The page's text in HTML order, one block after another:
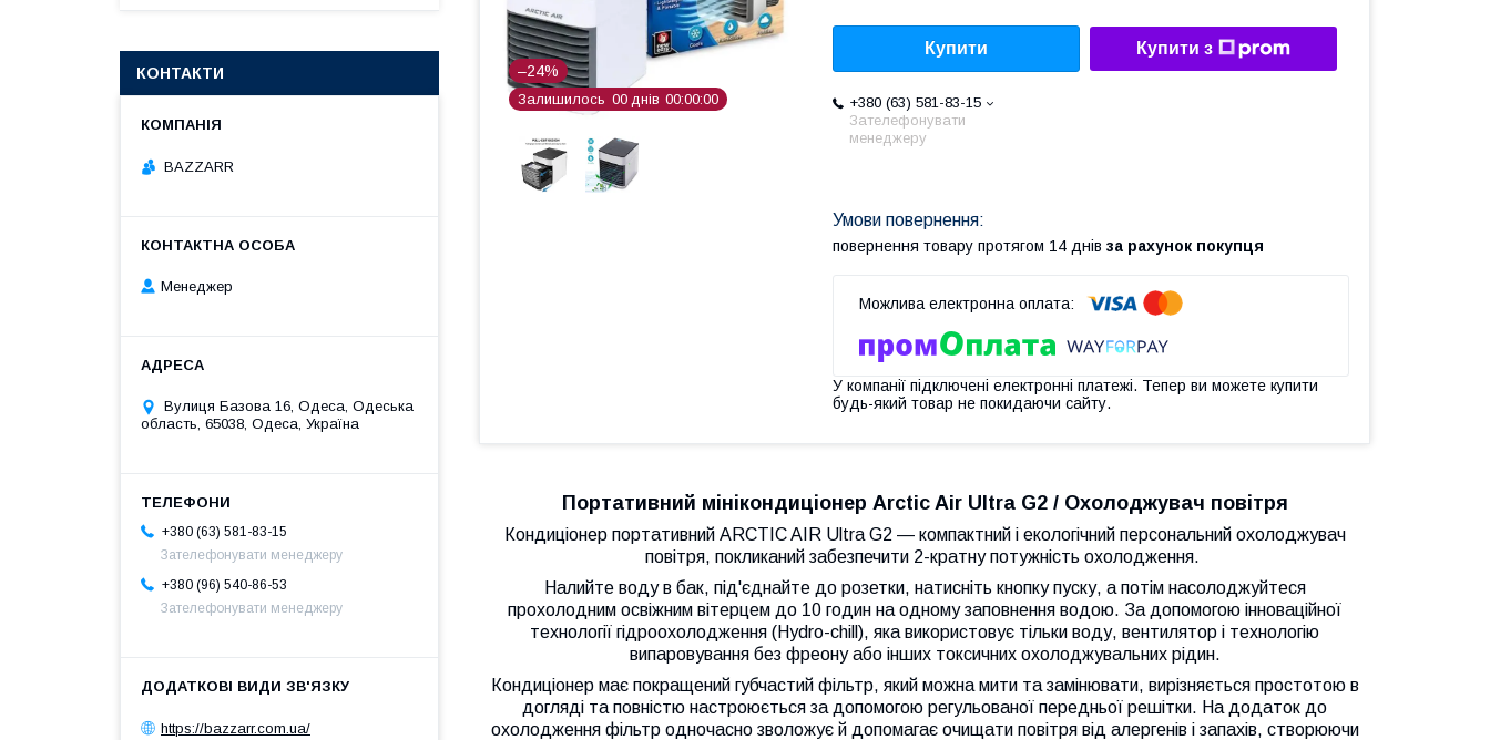
–24%
Залишилось 00 днів 00 00 00
Купити Купити з
+380 (63) 581-83-15
Зателефонувати
менеджеру
повернення товару протягом 14 днів за рахунок покупця
У компанії підключені електронні платежі. Тепер ви можете купити
будь-який товар не покидаючи сайту.
Портативний мінікондиціонер Arctic Air Ultra G2 / Охолоджувач повітря
Кондиціонер портативний ARCTIC AIR Ultra G2 — компактний і екологічний персональний охолоджувач
повітря, покликаний забезпечити 2-кратну потужність охолодження.
Налийте воду в бак, під'єднайте до розетки, натисніть кнопку пуску, а потім насолоджуйтеся
прохолодним освіжним вітерцем до 10 годин на одному заповнення водою. За допомогою інноваційної
технології гідроохолодження (Hydro-chill), яка використовує тільки воду, вентилятор і технологію
випаровування без фреону або інших токсичних охолоджувальних рідин.
Кондиціонер має покращений губчастий фільтр, який можна мити та замінювати, вирізняється простотою в
догляді та повністю настроюється за допомогою регульованої передньої решітки. На додаток до
охолодження фільтр одночасно зволожує й допомагає очищати повітря від алергенів і запахів, створюючи
КОНТАКТИ
BAZZARR
Менеджер
Вулиця Базова 16, Одеса, Одеська
область, 65038, Одеса, Україна
+380 (63) 581-83-15
Зателефонувати менеджеру
+380 (96) 540-86-53
Зателефонувати менеджеру
https://bazzarr.com.ua/